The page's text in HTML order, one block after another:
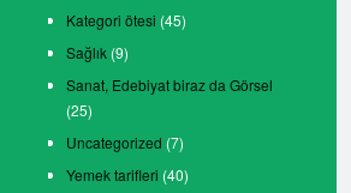
Kategori ötesi (45)
Sağlık (9)
Sanat, Edebiyat biraz da Görsel
(25)
Uncategorized (7)
Yemek tarifleri (40)